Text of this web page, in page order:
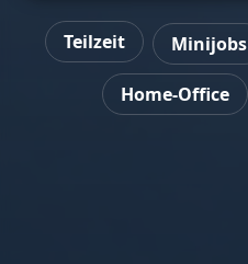
Teilzeit Minijobs
Home-Office